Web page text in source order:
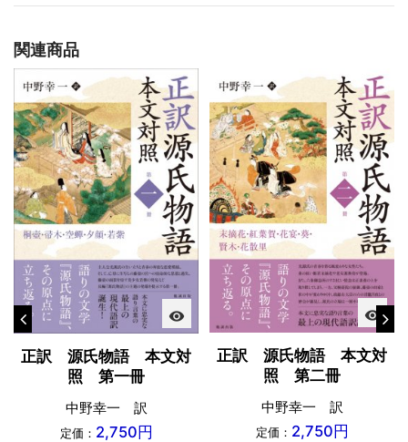
関連商品
visibility
正訳 源氏物語 本文対
照 第一冊
中野幸一 訳
定価： 2,750円
visibility
正訳 源氏物語 本文対
照 第二冊
中野幸一 訳
定価： 2,750円